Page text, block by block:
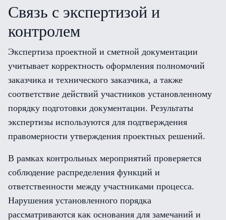
Связь с экспертизой и
контролем
Экспертиза проектной и сметной документации
учитывает корректность оформления полномочий
заказчика и технического заказчика, а также
соответствие действий участников установленному
порядку подготовки документации. Результаты
экспертизы используются для подтверждения
правомерности утверждения проектных решений.
В рамках контрольных мероприятий проверяется
соблюдение распределения функций и
ответственности между участниками процесса.
Нарушения установленного порядка
рассматриваются как основания для замечаний и